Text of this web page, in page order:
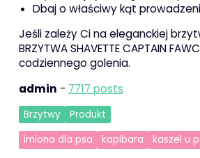
Dbaj o właściwy kąt
Jeśli zależy Ci na eleganckiej
BRZYTWA SHAVETTE CAPTAIN
codziennego golenia.
admin - 7717 posts
Brzytwy
Produkt
imiona dla psa
kapibara kaszel u